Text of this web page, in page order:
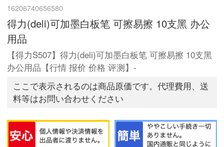
16206740656580
得力(deli)可加墨白板笔 可擦易擦 10支黑 办公
用品
【得力S507】得力(deli)可加墨白板笔 可擦易擦 10支黑
办公用品【行情 报价 价格 评测】-
ここで表示されるのは商品原価です。代理費用、送
料等はお問い合わせください